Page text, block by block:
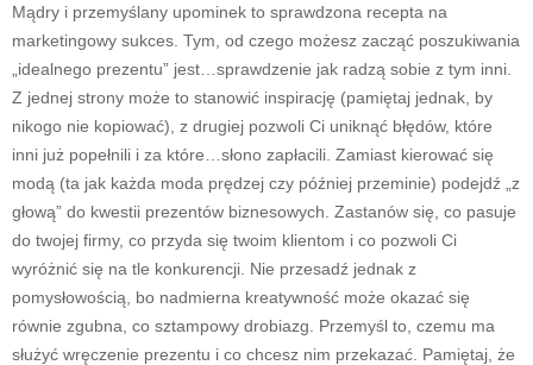
Mądry i przemyślany upominek to sprawdzona recepta na
marketingowy sukces. Tym, od czego możesz zacząć poszukiwania
„idealnego prezentu” jest…sprawdzenie jak radzą sobie z tym inni.
Z jednej strony może to stanowić inspirację (pamiętaj jednak, by
nikogo nie kopiować), z drugiej pozwoli Ci uniknąć błędów, które
inni już popełnili i za które…słono zapłacili. Zamiast kierować się
modą (ta jak każda moda prędzej czy później przeminie) podejdź „z
głową” do kwestii prezentów biznesowych. Zastanów się, co pasuje
do twojej firmy, co przyda się twoim klientom i co pozwoli Ci
wyróżnić się na tle konkurencji. Nie przesadź jednak z
pomysłowością, bo nadmierna kreatywność może okazać się
równie zgubna, co sztampowy drobiazg. Przemyśl to, czemu ma
służyć wręczenie prezentu i co chcesz nim przekazać. Pamiętaj, że